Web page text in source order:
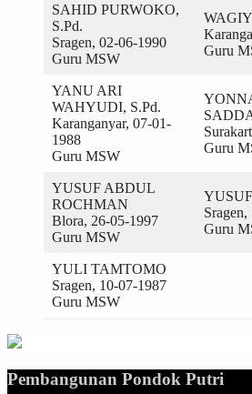
SAHID PURWOKO,
S.Pd.
Sragen, 02-06-1990
Guru MSW
Guru
YANU ARI
WAHYUDI, S.Pd.
Karanganyar, 07-01-
1988
Guru MSW
Guru
YUSUF ABDUL
ROCHMAN
Blora, 26-05-1997
Guru MSW
Guru
YULI TAMTOMO
Sragen, 10-07-1987
Guru MSW
Pembangunan Pondok Putri